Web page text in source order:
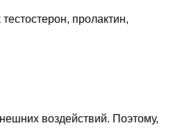
пролактин,
воздействий. Поэтому,